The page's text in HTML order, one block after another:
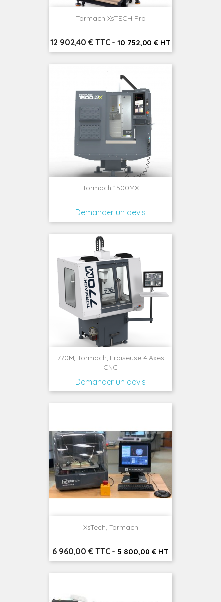
Tormach XsTECH Pro
Prix
12 902,40 € TTC - 10 752,00 € HT
Tormach 1500MX
Demander un devis
770M, Tormach, Fraiseuse 4 Axes
CNC
Demander un devis
XsTech, Tormach
Prix
6 960,00 € TTC - 5 800,00 € HT